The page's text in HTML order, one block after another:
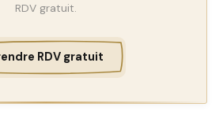
RDV gratuit.
RDV gratuit